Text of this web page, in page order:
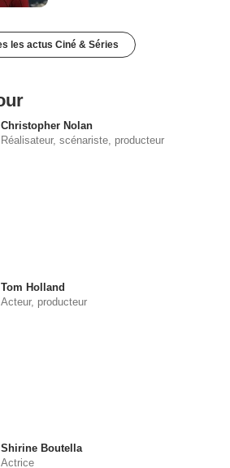
les actus Ciné & Séries
Christopher Nolan
Réalisateur, scénariste, producteur
Tom Holland
Acteur, producteur
Shirine Boutella
Actrice